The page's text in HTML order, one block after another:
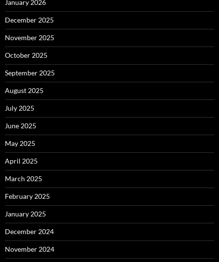
January 2026
December 2025
November 2025
October 2025
September 2025
August 2025
July 2025
June 2025
May 2025
April 2025
March 2025
February 2025
January 2025
December 2024
November 2024